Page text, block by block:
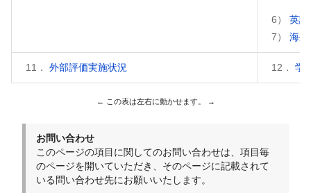
6） 英語
7） 海外
11． 外部評価実施状況 12． 学
お問い合わせ
このページの項目に関してのお問い合わせは、項目毎
のページを開いていただき、そのページに記載されて
いる問い合わせ先にお願いいたします。